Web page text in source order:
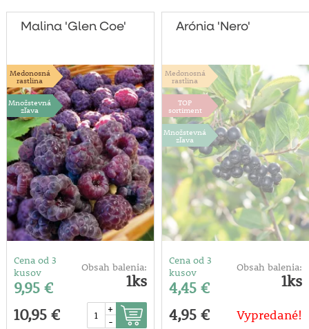
Malina 'Glen Coe'
Medonosná
rastlina
Množstevná
zľava
Cena od 3
kusov
9,95 €
Obsah balenia:
1ks
10,95 €
+
-
Arónia 'Nero'
Medonosná
rastlina
TOP
sortiment
Množstevná
zľava
Cena od 3
kusov
4,45 €
Obsah balenia:
1ks
4,95 €
Vypredané!